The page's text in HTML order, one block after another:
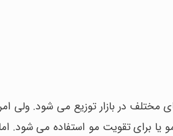
در بازار توزیع می شود. ولی
یا برای تقویت مو استفاده می شود. اما